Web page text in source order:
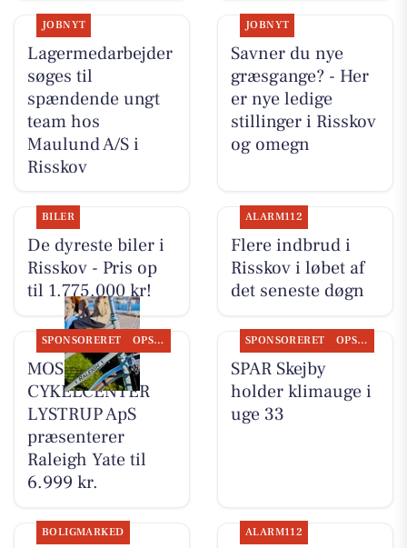
JOBNYT
Lagermedarbejder
søges til
spændende ungt
team hos
Maulund A/S i
Risskov
JOBNYT
Savner du nye
græsgange? - Her
er nye ledige
stillinger i Risskov
og omegn
BILER
De dyreste biler i
Risskov - Pris op
til 1.775.000 kr!
ALARM112
Flere indbrud i
Risskov i løbet af
det seneste døgn
SPONSORERET OPSLAGSTAVLEN
MOSQUITO
CYKELCENTER
LYSTRUP ApS
præsenterer
Raleigh Yate til
6.999 kr.
SPONSORERET OPSLAGSTAVLEN
SPAR Skejby
holder klimauge i
uge 33
BOLIGMARKED ALARM112